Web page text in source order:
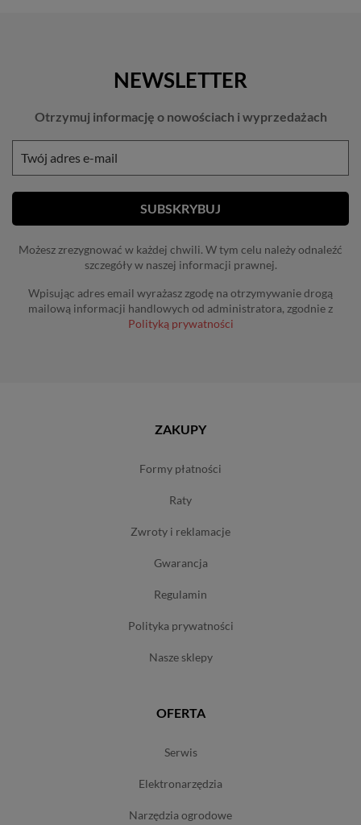
NEWSLETTER
Otrzymuj informację o nowościach i wyprzedażach
Możesz zrezygnować w każdej chwili. W tym celu należy odnaleźć
szczegóły w naszej informacji prawnej.
Wpisując adres email wyrażasz zgodę na otrzymywanie drogą
mailową informacji handlowych od administratora, zgodnie z
Polityką prywatności
ZAKUPY
formy płatności
raty
zwroty i reklamacje
gwarancja
regulamin
polityka prywatności
nasze sklepy
OFERTA
serwis
elektronarzędzia
narzędzia ogrodowe